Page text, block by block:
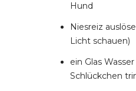
Hund
Niesreiz
Licht schauen)
ein Glas
Schlückchen